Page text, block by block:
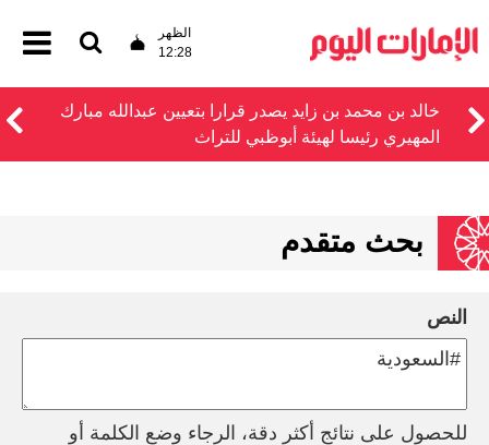
الظهر
12:28
خالد بن محمد بن زايد يصدر قرارا بتعيين عبدالله مبارك
المهيري رئيسا لهيئة أبوظبي للتراث
بحث متقدم
النص
للحصول على نتائج أكثر دقة، الرجاء وضع الكلمة أو